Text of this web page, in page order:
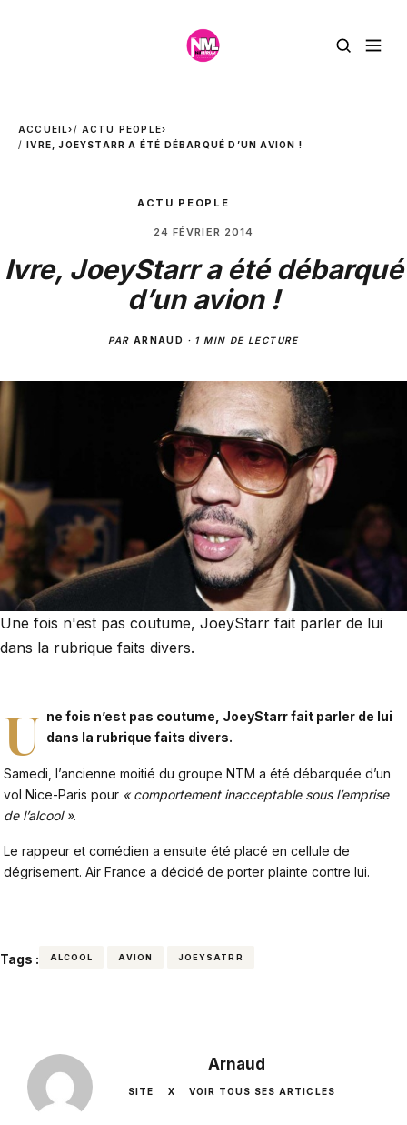
ACCUEIL› ACTU PEOPLE›
IVRE, JOEYSTARR A ÉTÉ DÉBARQUÉ D’UN AVION !
ACTU PEOPLE
24 FÉVRIER 2014
Ivre, JoeyStarr a été débarqué
d’un avion !
PAR ARNAUD · 1 MIN DE LECTURE
Une fois n'est pas coutume, JoeyStarr fait parler de lui
dans la rubrique faits divers.
U ne fois n’est pas coutume, JoeyStarr fait parler de lui
dans la rubrique faits divers.
Samedi, l’ancienne moitié du groupe NTM a été débarquée d’un
vol Nice-Paris pour « comportement inacceptable sous l’emprise
de l’alcool ».
Le rappeur et comédien a ensuite été placé en cellule de
dégrisement. Air France a décidé de porter plainte contre lui.
Tags : ALCOOL AVION JOEYSATRR
Arnaud
SITE X VOIR TOUS SES ARTICLES